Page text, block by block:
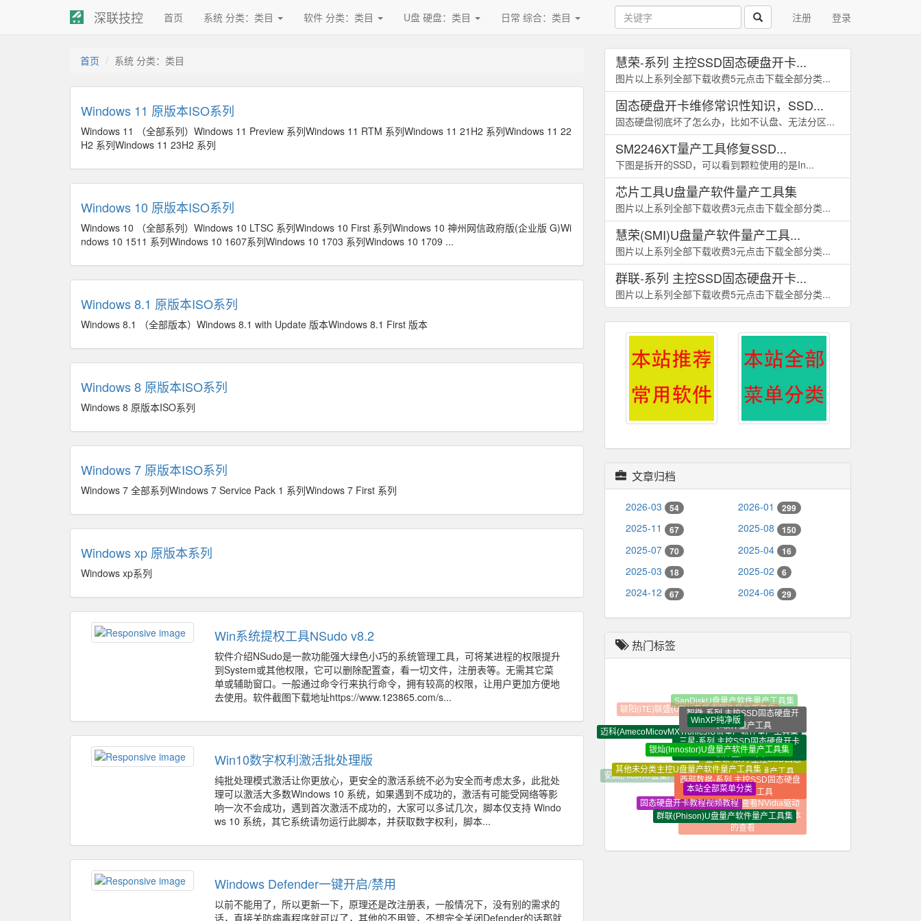
深联技控 首页 系统 分类：类目 软件 分类：类目 U盘 硬盘：类目 日常 综合：类目 注册 登录
首页 系统 分类：类目
Windows 11 原版本ISO系列
Windows 11 （全部系列）Windows 11 Preview 系列Windows 11 RTM 系列Windows 11 21H2 系列Windows 11 22
H2 系列Windows 11 23H2 系列
Windows 10 原版本ISO系列
Windows 10 （全部系列）Windows 10 LTSC 系列Windows 10 First 系列Windows 10 神州网信政府版(企业版 G)Wi
ndows 10 1511 系列Windows 10 1607系列Windows 10 1703 系列Windows 10 1709 ...
Windows 8.1 原版本ISO系列
Windows 8.1 （全部版本）Windows 8.1 with Update 版本Windows 8.1 First 版本
Windows 8 原版本ISO系列
Windows 8 原版本ISO系列
Windows 7 原版本ISO系列
Windows 7 全部系列Windows 7 Service Pack 1 系列Windows 7 First 系列
Windows xp 原版本系列
Windows xp系列
Win系统提权工具NSudo v8.2
软件介绍NSudo是一款功能强大绿色小巧的系统管理工具，可将某进程的权限提升
到System或其他权限，它可以删除配置查，看一切文件，注册表等。无需其它菜
单或辅助窗口。一般通过命令行来执行命令，拥有较高的权限，让用户更加方便地
去使用。软件截图下载地址https://www.123865.com/s...
Win10数字权利激活批处理版
纯批处理模式激活让你更放心，更安全的激活系统不必为安全而考虑太多，此批处
理可以激活大多数Windows 10 系统，如果遇到不成功的，激活有可能受网络等影
响一次不会成功，遇到首次激活不成功的，大家可以多试几次，脚本仅支持 Windo
ws 10 系统，其它系统请勿运行此脚本，并获取数字权利，脚本...
Windows Defender一键开启/禁用
以前不能用了，所以更新一下，原理还是改注册表，一般情况下，没有别的需求的
话，直接关防病毒程序就可以了，其他的不用管，不想完全关闭Defender的话那就
慧荣-系列 主控SSD固态硬盘开卡...
图片以上系列全部下载收费5元点击下载全部分类...
固态硬盘开卡维修常识性知识，SSD...
固态硬盘彻底坏了怎么办，比如不认盘、无法分区...
SM2246XT量产工具修复SSD...
下图是拆开的SSD，可以看到颗粒使用的是In...
芯片工具U盘量产软件量产工具集
图片以上系列全部下载收费3元点击下载全部分类...
慧荣(SMI)U盘量产软件量产工具...
图片以上系列全部下载收费3元点击下载全部分类...
群联-系列 主控SSD固态硬盘开卡...
图片以上系列全部下载收费5元点击下载全部分类...
文章归档
2026-03 54 2026-01 299
2025-11 67 2025-08 150
2025-07 70 2025-04 16
2025-03 18 2025-02 6
2024-12 67 2024-06 29
热门标签
芯片工具U盘量产软件量产工具集
装机必备软件_常用软件_
精选软件大全_纯净定制软
件
win10系统如何查看NVidia驱动
程序版本？|nVidia驱动程序版本
的查看
群联(Phison)U盘量产软件量产工具集
固态硬盘开卡教程视频教程
安国(Alcor)U盘量产软件量产工具集
Win7_32+64位_
纯净版
金士顿-系列 主控SSD固态
硬盘开卡软件量产工具
西部数据-系列 主控SSD固态硬盘
开卡软件量产工具
本站全部菜单分类
其他未分类主控U盘量产软件量产工具集
迈科(AmecoMicovMXTronics)U盘量产软件量产工具集
联阳(iTE)联盛(UT)U盘量产软件量产工具集
SanDiskU盘量产软件量产工具集
智微-系列 主控SSD固态硬盘开
卡软件量产工具
三星-系列 主控SSD固态硬盘开卡
软件量产工具
银灿(Innostor)U盘量产软件量产工具集
WinXP纯净版